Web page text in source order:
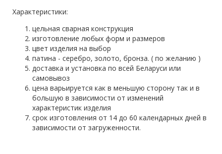
Характеристики:
цельная сварная конструкция
изготовление любых форм и размеров
цвет изделия на выбор
патина - серебро, золото, бронза. ( по желанию )
доставка и установка по всей Беларуси или
самовывоз
цена варьируется как в меньшую сторону так и в
большую в зависимости от изменений
характеристик изделия
срок изготовления от 14 до 60 календарных дней в
зависимости от загруженности.